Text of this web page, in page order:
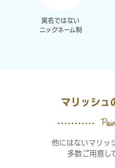
実名ではない
ニックネーム制
マリッシュ
他にはないマリッ
多数ご用意し